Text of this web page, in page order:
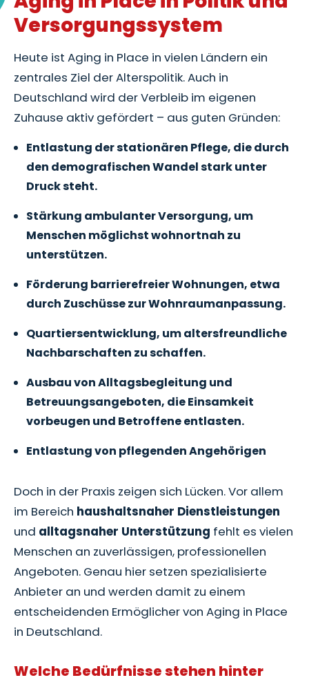
Versorgungssystem
Heute ist Aging in Place in vielen Ländern ein
zentrales Ziel der Alterspolitik. Auch in
Deutschland wird der Verbleib im eigenen
Zuhause aktiv gefördert – aus guten Gründen:
Entlastung der stationären Pflege, die durch
den demografischen Wandel stark unter
Druck steht.
Stärkung ambulanter Versorgung, um
Menschen möglichst wohnortnah zu
unterstützen.
Förderung barrierefreier Wohnungen, etwa
durch Zuschüsse zur Wohnraumanpassung.
Quartiersentwicklung, um altersfreundliche
Nachbarschaften zu schaffen.
Ausbau von Alltagsbegleitung und
Betreuungsangeboten, die Einsamkeit
vorbeugen und Betroffene entlasten.
Entlastung von pflegenden Angehörigen
Doch in der Praxis zeigen sich Lücken. Vor allem
im Bereich haushaltsnaher Dienstleistungen
und alltagsnaher Unterstützung fehlt es vielen
Menschen an zuverlässigen, professionellen
Angeboten. Genau hier setzen spezialisierte
Anbieter an und werden damit zu einem
entscheidenden Ermöglicher von Aging in Place
in Deutschland.
Welche Bedürfnisse stehen hinter